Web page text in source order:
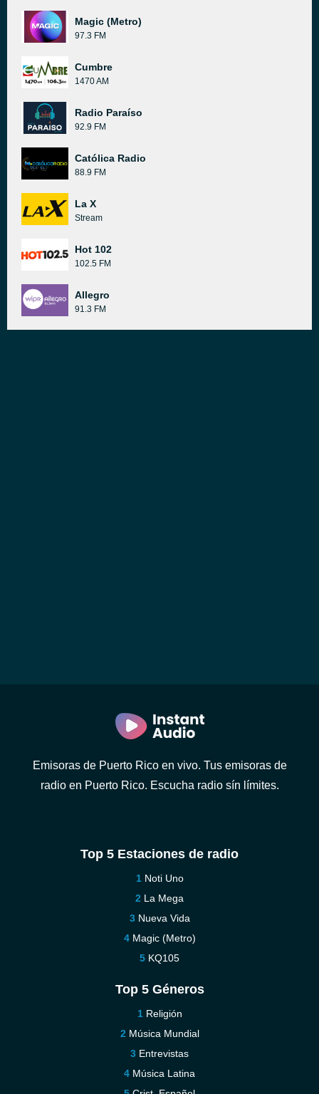
Magic (Metro)
97.3 FM
Cumbre
1470 AM
Radio Paraíso
92.9 FM
Católica Radio
88.9 FM
La X
Stream
Hot 102
102.5 FM
Allegro
91.3 FM
Emisoras de Puerto Rico en vivo. Tus emisoras de
radio en Puerto Rico. Escucha radio sín límites.
Top 5 Estaciones de radio
Noti Uno
La Mega
Nueva Vida
Magic (Metro)
KQ105
Top 5 Géneros
Religión
Música Mundial
Entrevistas
Música Latina